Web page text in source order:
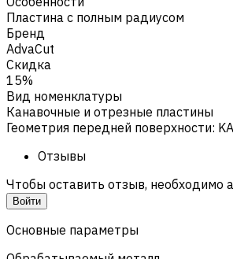
Пластина с полным радиусом
Бренд
AdvaCut
Скидка
15%
Вид номенклатуры
Канавочные и отрезные пластины
Геометрия передней поверхности:
Отзывы
Чтобы оставить отзыв, необходимо
Войти
Основные параметры